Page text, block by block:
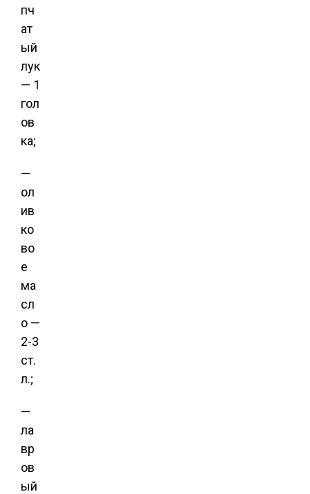
пч
ат
ый
лук
— 1
гол
ов
ка;
—
ол
ив
ко
во
е
ма
сл
о —
2-3
ст.
л.;
—
ла
вр
ов
ый